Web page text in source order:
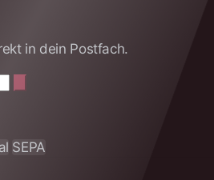
in dein Postfach.
SEPA